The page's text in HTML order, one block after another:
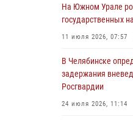
воров в Челябинске
04 августа 2026,
задержали
убийства
03 августа 2026, 11:41
На Южном Урале
государственных
11 июля 2026, 07:57
В Челябинске
задержания
Росгвардии
24 июля 2026, 11:14